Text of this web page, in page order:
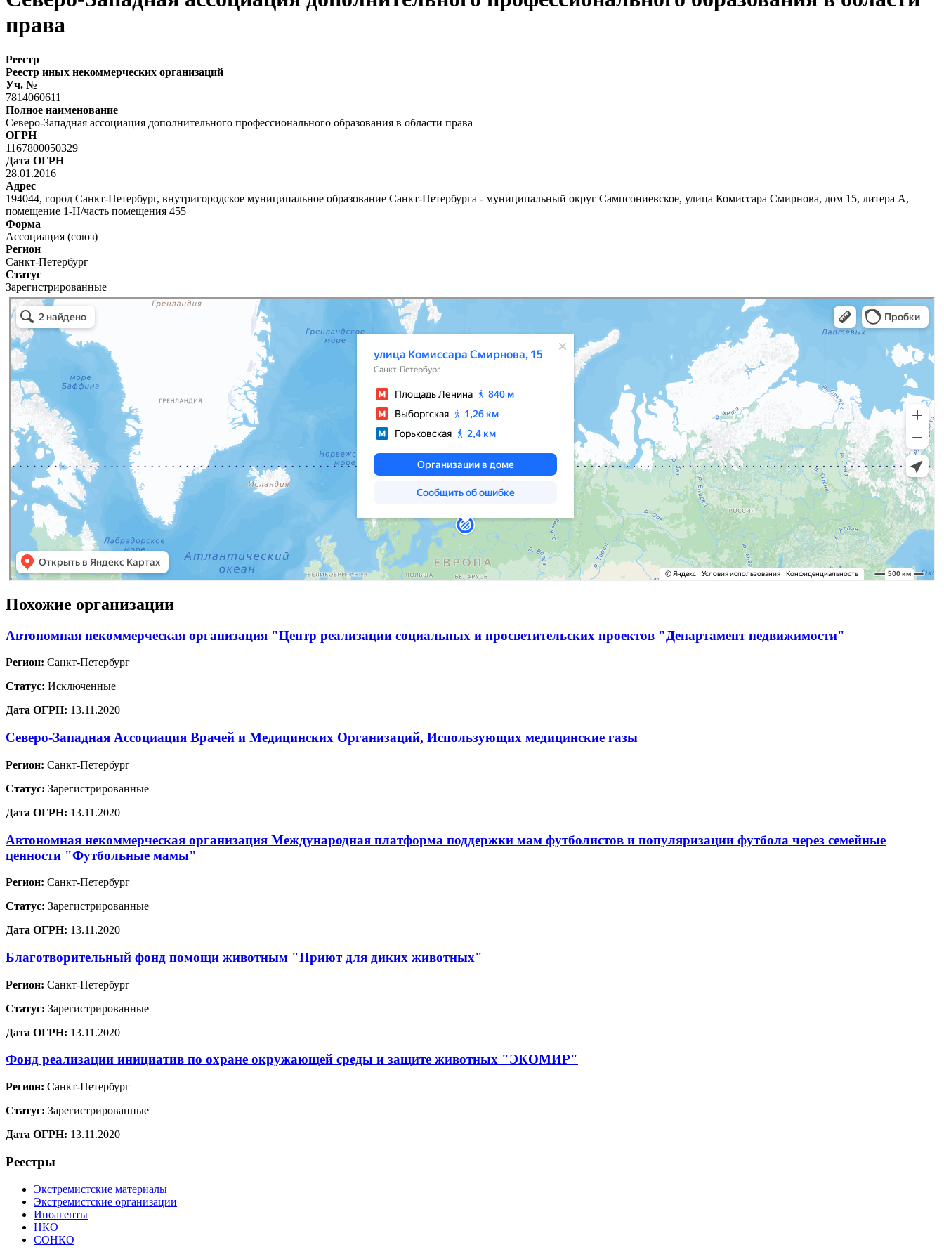
права
Реестр
Реестр иных некоммерческих организаций
Уч. №
7814060611
Полное наименование
Северо-Западная ассоциация дополнительного профессионального образования в области права
ОГРН
1167800050329
Дата ОГРН
28.01.2016
Адрес
194044, город Санкт-Петербург, внутригородское муниципальное образование Санкт-Петербурга - муниципальный округ Сампсониевское, улица Комиссара Смирнова, дом 15, литера А,
помещение 1-Н/часть помещения 455
Форма
Ассоциация (союз)
Регион
Санкт-Петербург
Статус
Зарегистрированные
Похожие организации
Автономная некоммерческая организация "Центр реализации социальных и просветительских проектов "Департамент недвижимости"
Регион: Санкт-Петербург
Статус: Исключенные
Дата ОГРН: 13.11.2020
Северо-Западная Ассоциация Врачей и Медицинских Организаций, Использующих медицинские газы
Регион: Санкт-Петербург
Статус: Зарегистрированные
Дата ОГРН: 13.11.2020
Автономная некоммерческая организация Международная платформа поддержки мам футболистов и популяризации футбола через семейные
ценности "Футбольные мамы"
Регион: Санкт-Петербург
Статус: Зарегистрированные
Дата ОГРН: 13.11.2020
Благотворительный фонд помощи животным "Приют для диких животных"
Регион: Санкт-Петербург
Статус: Зарегистрированные
Дата ОГРН: 13.11.2020
Фонд реализации инициатив по охране окружающей среды и защите животных "ЭКОМИР"
Регион: Санкт-Петербург
Статус: Зарегистрированные
Дата ОГРН: 13.11.2020
Реестры
Экстремистские материалы
Экстремистские организации
Иноагенты
НКО
СОНКО